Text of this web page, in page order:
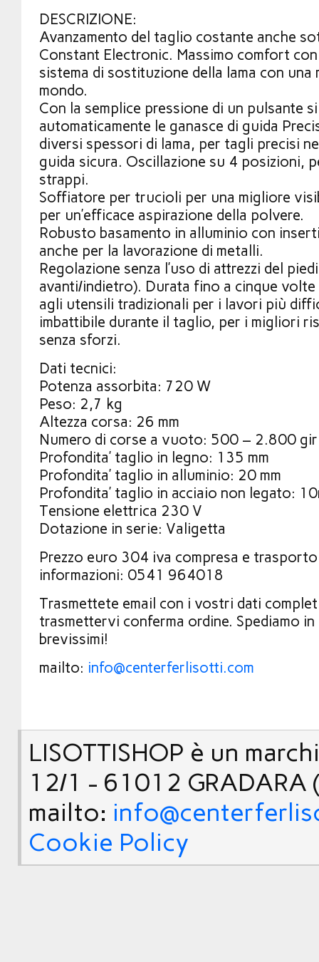
DESCRIZIONE:
Avanzamento del taglio costante anche
Constant Electronic. Massimo comfort
sistema di sostituzione della lama con una
mondo.
Con la semplice pressione di un pulsante
automaticamente le ganasce di guida
diversi spessori di lama, per tagli precisi
guida sicura. Oscillazione su 4 posizioni,
strappi.
Soffiatore per trucioli per una migliore
per un’efficace aspirazione della polvere.
Robusto basamento in alluminio con
anche per la lavorazione di metalli.
Regolazione senza l’uso di attrezzi del
avanti/indietro). Durata fino a cinque
agli utensili tradizionali per i lavori più
imbattibile durante il taglio, per i migliori
senza sforzi.
Dati tecnici:
Potenza assorbita: 720 W
Peso: 2,7 kg
Altezza corsa: 26 mm
Numero di corse a vuoto: 500 – 2.800
Profondita’ taglio in legno: 135 mm
Profondita’ taglio in alluminio: 20 mm
Profondita’ taglio in acciaio non legato:
Tensione elettrica 230 V
Dotazione in serie: Valigetta
Prezzo euro 304 iva compresa e
informazioni: 0541 964018
Trasmettete email con i vostri dati
trasmettervi conferma ordine. Spediamo
brevissimi!
mailto: info@centerferlisotti.com
LISOTTISHOP è un
12/1 - 61012
mailto:
Cookie Policy